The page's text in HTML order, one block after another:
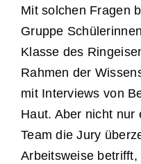
Mit solchen Fragen
Gruppe
Klasse des
Rahmen der
mit Interviews von
Haut. Aber nicht nur
Team die Jury
Arbeitsweise